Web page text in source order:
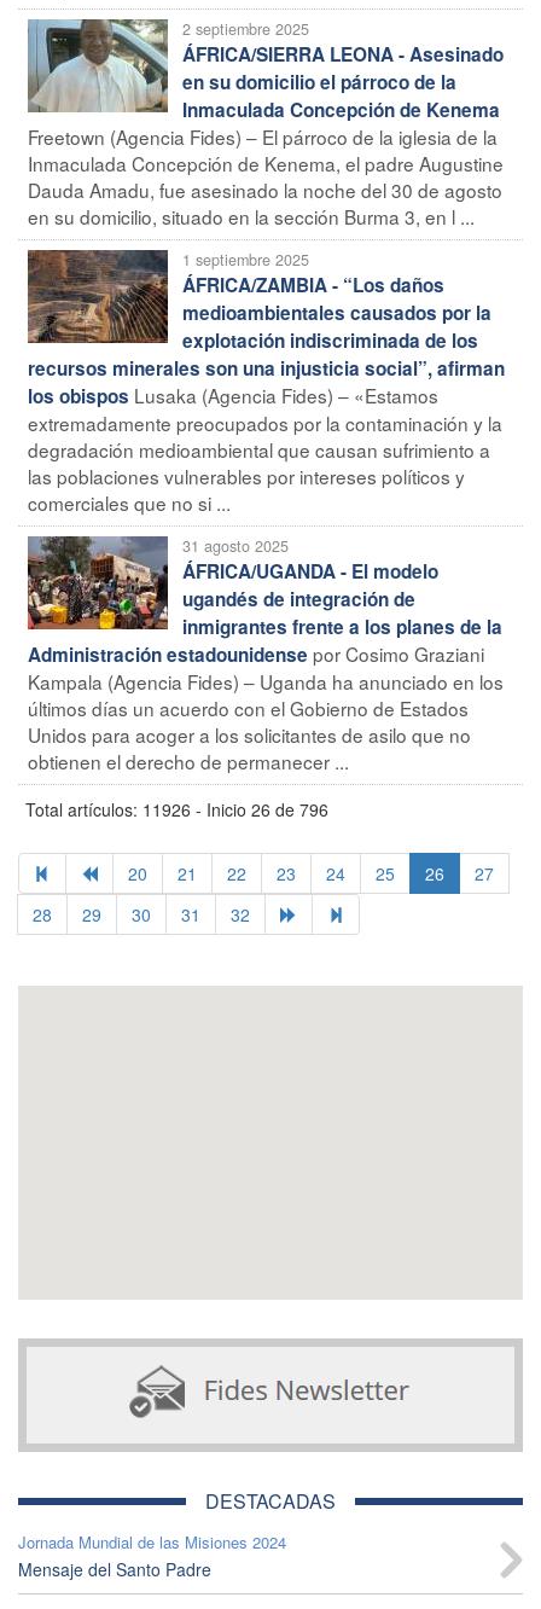
2 septiembre 2025
ÁFRICA/SIERRA LEONA - Asesinado
en su domicilio el párroco de la
Inmaculada Concepción de Kenema
Freetown (Agencia Fides) – El párroco de la iglesia de la
Inmaculada Concepción de Kenema, el padre Augustine
Dauda Amadu, fue asesinado la noche del 30 de agosto
en su domicilio, situado en la sección Burma 3, en l ...
1 septiembre 2025
ÁFRICA/ZAMBIA - “Los daños
medioambientales causados por la
explotación indiscriminada de los
recursos minerales son una injusticia social”, afirman
los obispos Lusaka (Agencia Fides) – «Estamos
extremadamente preocupados por la contaminación y la
degradación medioambiental que causan sufrimiento a
las poblaciones vulnerables por intereses políticos y
comerciales que no si ...
31 agosto 2025
ÁFRICA/UGANDA - El modelo
ugandés de integración de
inmigrantes frente a los planes de la
Administración estadounidense por Cosimo Graziani
Kampala (Agencia Fides) – Uganda ha anunciado en los
últimos días un acuerdo con el Gobierno de Estados
Unidos para acoger a los solicitantes de asilo que no
obtienen el derecho de permanecer ...
Total artículos: 11926 - Inicio 26 de 796
20 21 22 23 24 25 26
27
28
29 30 31 32
DESTACADAS
Jornada Mundial de las Misiones 2024
Mensaje del Santo Padre